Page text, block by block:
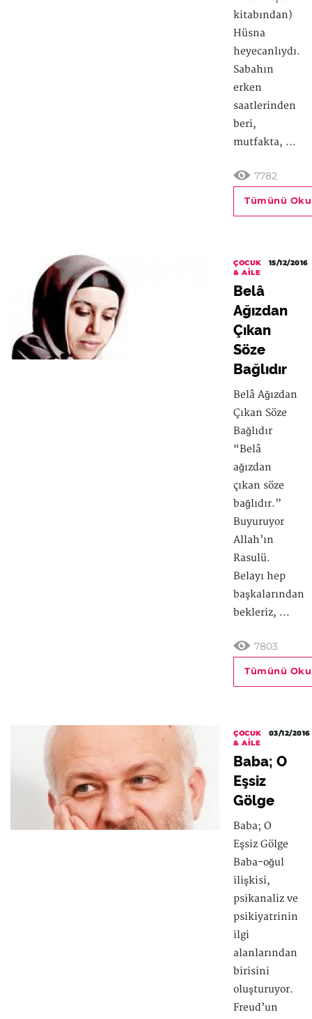
kitabından)
Hüsna
heyecanlıydı.
Sabahın
erken
saatlerinden
beri,
mutfakta, ...
7782
Tümünü Oku
ÇOCUK
& AILE
15/12/2016
Belâ
Ağızdan
Çıkan
Söze
Bağlıdır
Belâ Ağızdan
Çıkan Söze
Bağlıdır
“Belâ
ağızdan
çıkan söze
bağlıdır.”
Buyuruyor
Allah’ın
Rasulü.
Belayı hep
başkalarından
bekleriz, ...
7803
Tümünü Oku
ÇOCUK
& AILE
03/12/2016
Baba; O
Eşsiz
Gölge
Baba; O
Eşsiz Gölge
Baba-oğul
ilişkisi,
psikanaliz ve
psikiyatrinin
ilgi
alanlarından
birisini
oluşturuyor.
Freud’un